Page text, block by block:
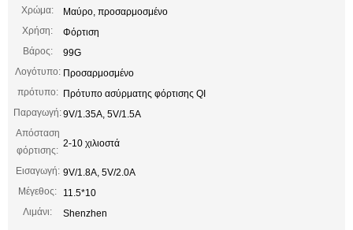
Χρώμα:
Μαύρο, προσαρμοσμένο
Χρήση:
Φόρτιση
Βάρος:
99G
Λογότυπο: Προσαρμοσμένο
πρότυπο: Πρότυπο ασύρματης φόρτισης QI
Παραγωγή:9V/1.35A, 5V/1.5A
Απόσταση
φόρτισης:
2-10 χιλιοστά
Εισαγωγή: 9V/1.8A, 5V/2.0A
Μέγεθος:
11.5*10
Λιμάνι:
Shenzhen